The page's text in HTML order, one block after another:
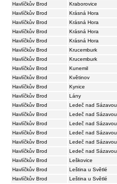
Havlíčkův Brod
Kraborovice
Havlíčkův Brod
Krásná Hora
Havlíčkův Brod
Krásná Hora
Havlíčkův Brod
Krásná Hora
Havlíčkův Brod
Krásná Hora
Havlíčkův Brod
Krucemburk
Havlíčkův Brod
Krucemburk
Havlíčkův Brod
Kunemil
Havlíčkův Brod
Květinov
Havlíčkův Brod
Kynice
Havlíčkův Brod
Lány
Havlíčkův Brod
Ledeč nad Sázavou
Havlíčkův Brod
Ledeč nad Sázavou
Havlíčkův Brod
Ledeč nad Sázavou
Havlíčkův Brod
Ledeč nad Sázavou
Havlíčkův Brod
Ledeč nad Sázavou
Havlíčkův Brod
Ledeč nad Sázavou
Havlíčkův Brod
Leškovice
Havlíčkův Brod
Leština u Světlé
Havlíčkův Brod
Leština u Světlé